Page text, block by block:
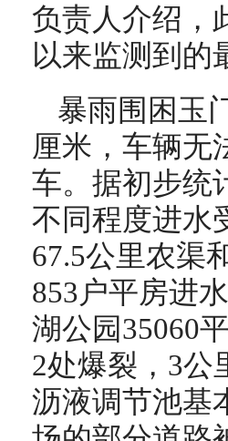
负责人介绍，
以来监测到的
暴雨围困玉
厘米，车辆无
车。据初步统
不同程度进水
67.5公里农渠
853户平房进
湖公园35060
2处爆裂，3公
沥液调节池基